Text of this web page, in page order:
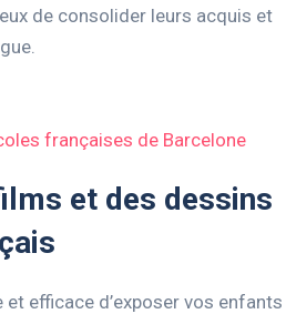
de consolider leurs acquis et
françaises de Barcelone
et des dessins
et efficace d’exposer vos enfants